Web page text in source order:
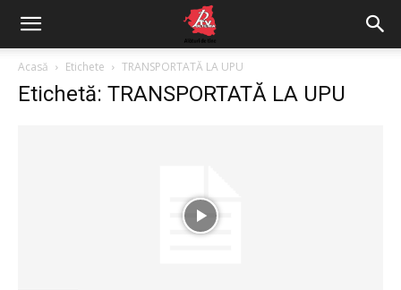
Acasă Etichete TRANSPORTATĂ LA UPU
Etichetă: TRANSPORTATĂ LA UPU